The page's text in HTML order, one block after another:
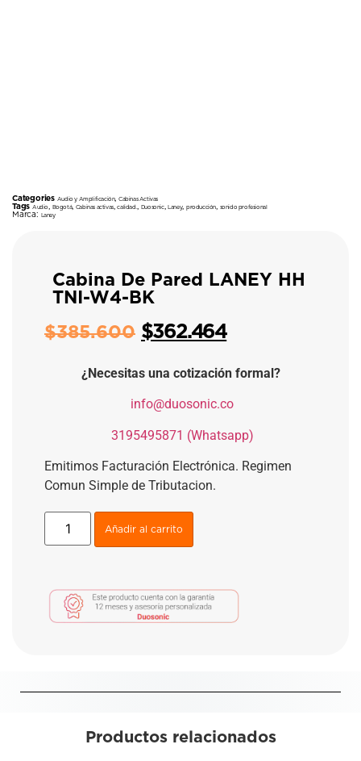
Categories Audio y Amplificación,Cabinas Activas
Tags Audio Bogotá, Cabinas activas,calidad. Duosonic,Laney, producción, sonido profesional
Marca: Laney
Cabina De Pared LANEY HH
TNI-W4-BK
$385.600 $362.464
¿Necesitas una cotización formal?
info@duosonic.co
3195495871 (Whatsapp)
Emitimos Facturación Electrónica. Regimen
Comun Simple de Tributacion.
Añadir al carrito
Productos relacionados